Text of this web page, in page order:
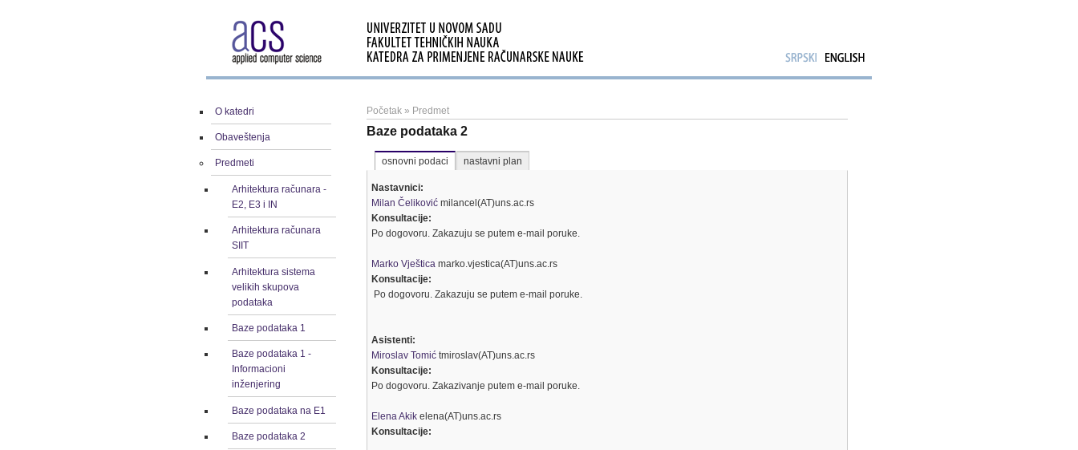
O katedri
Obaveštenja
Predmeti
Arhitektura računara -
E2, E3 i IN
Arhitektura računara
SIIT
Arhitektura sistema
velikih skupova
podataka
Baze podataka 1
Baze podataka 1 -
Informacioni
inženjering
Baze podataka na E1
Baze podataka 2
Početak » Predmet
Baze podataka 2
osnovni podaci nastavni plan
Nastavnici:
Milan Čeliković milancel(AT)uns.ac.rs
Konsultacije:
Po dogovoru. Zakazuju se putem e-mail poruke.
Marko Vještica marko.vjestica(AT)uns.ac.rs
Konsultacije:
Po dogovoru. Zakazuju se putem e-mail poruke.
Asistenti:
Miroslav Tomić tmiroslav(AT)uns.ac.rs
Konsultacije:
Po dogovoru. Zakazivanje putem e-mail poruke.
Elena Akik elena(AT)uns.ac.rs
Konsultacije: